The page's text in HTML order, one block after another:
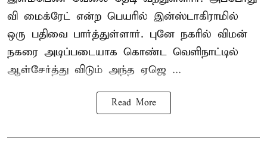
வி மைக்ரேட் என்ற பெயரில் இன்ஸ்டாகிராமில்
ஒரு பதிவை பார்த்துள்ளார். புனே நகரில் விமன்
நகரை அடிப்படையாக கொண்ட வெளிநாட்டில்
ஆள்சேர்த்து விடும் அந்த ஏஜெ ...
Read More